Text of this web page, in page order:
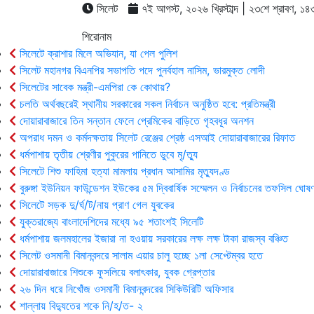
সিলেট
৭ই আগস্ট, ২০২৬ খ্রিস্টাব্দ | ২৩শে শ্রাবণ,
শিরোনাম
সিলেটে ক্রাশার মিলে অভিযান, যা পেল পুলিশ
সিলেট মহানগর বিএনপির সভাপতি পদে পুনর্বহাল নাসিম, ভারমুক্ত লোদী
সিলেটের সাবেক মন্ত্রী-এমপিরা কে কোথায়?
চলতি অর্থবছরেই স্থানীয় সরকারের সকল নির্বাচন অনুষ্ঠিত হবে: প্রতিমন্ত্রী
দোয়ারাবাজারে তিন সন্তান ফেলে প্রেমিকের বাড়িতে গৃহবধূর অনশন
অপরাধ দমন ও কর্মদক্ষতায় সিলেট রেঞ্জের শ্রেষ্ঠ এসআই দোয়ারাবাজারের রিফাত
ধর্মপাশায় তৃতীয় শ্রেণীর পুকুরের পানিতে ডুবে মৃ/ত্যু
সিলেটে শিশু ফাহিমা হত্যা মামলায় প্রধান আসামির মৃত্যুদণ্ড
বুরুঙ্গা ইউনিয়ন ফাউন্ডেশন ইউকের ৫ম দ্বিবার্ষিক সম্মেলন ও নির্বাচনের তফসিল
সিলেটে সড়ক দু/র্ঘ/ট/নায় প্রাণ গেল যুবকের
যুক্তরাজ্যে বাংলাদেশিদের মধ্যে ৯৫ শতাংশই সিলেটি
ধর্মপাশায় জলমহালের ইজারা না হওয়ায় সরকারের লক্ষ লক্ষ টাকা রাজস্ব বঞ্চিত
সিলেট ওসমানী বিমানবন্দরে সালাম এয়ার চালু হচ্ছে ১লা সেপ্টেম্বর হতে
দোয়ারাবাজারে শিশুকে ফুসলিয়ে বলাৎকার, যুবক গ্রেপ্তার
২৬ দিন ধরে নিখোঁজ ওসমানী বিমানবন্দরের সিকিউরিটি অফিসার
শাল্লায় বিদ্যুতের শকে নি/হ/ত- ২